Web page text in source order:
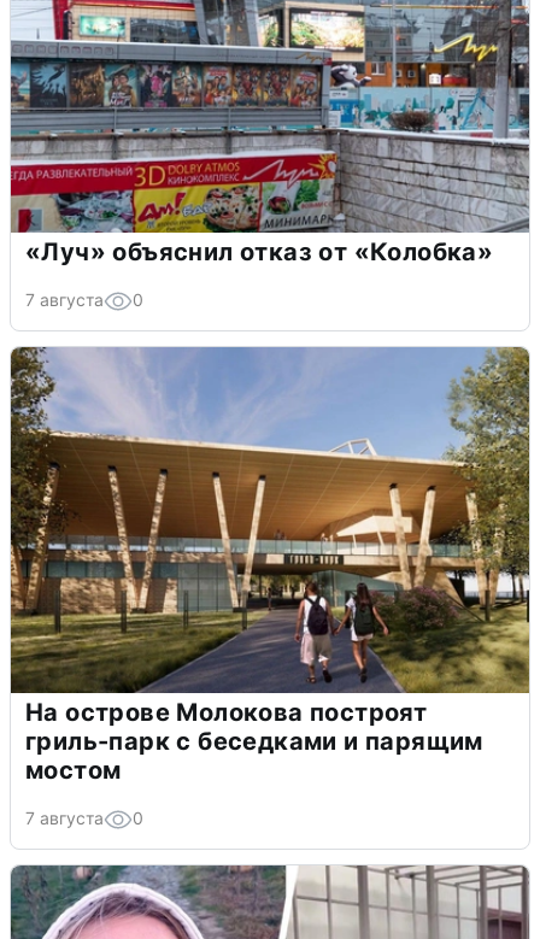
«Луч» объяснил отказ от «Колобка»
7 августа 0
На острове Молокова построят
гриль-парк с беседками и парящим
мостом
7 августа 0